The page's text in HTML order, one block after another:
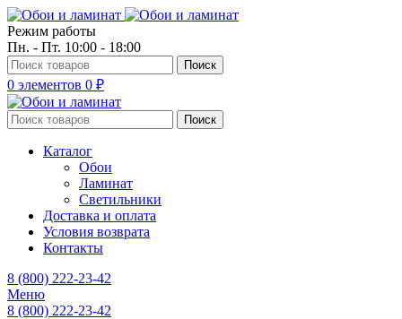
Режим работы
Пн. - Пт. 10:00 - 18:00
Поиск
0 элементов 0 ₽
Поиск
Каталог
Обои
Ламинат
Светильники
Доставка и оплата
Условия возврата
Контакты
8 (800) 222-23-42
Меню
8 (800) 222-23-42